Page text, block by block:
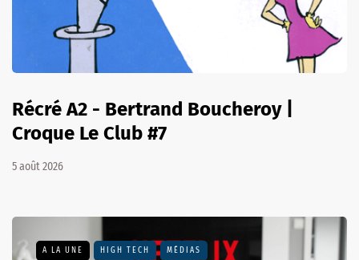
Récré A2 - Bertrand Boucheroy |
Croque Le Club #7
5 août 2026
A LA UNE HIGH TECH MÉDIAS